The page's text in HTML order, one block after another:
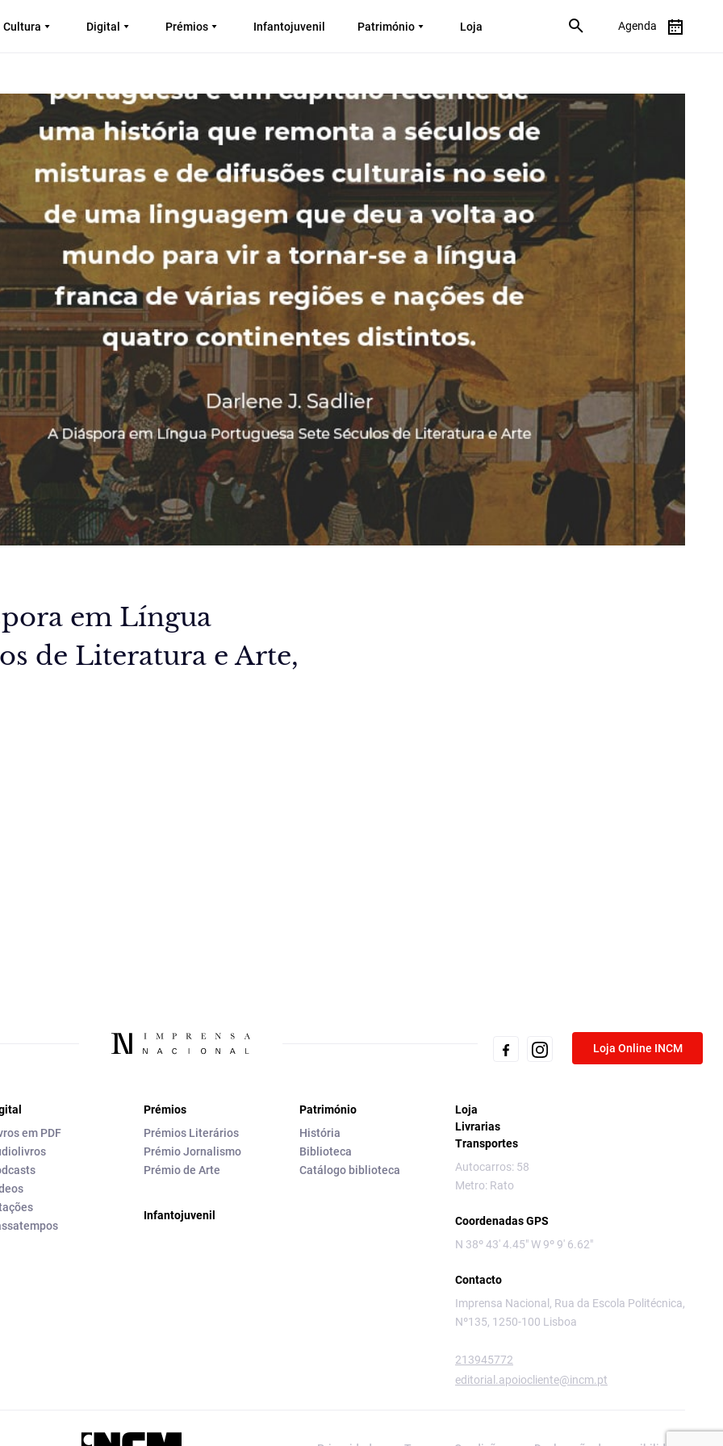
Cultura Digital Prémios Infantojuvenil Património Loja Agenda
em Língua
de Literatura e Arte,
Loja Online INCM
em PDF
Prémios
Prémios Literários
Prémio Jornalismo
Prémio de Arte
Infantojuvenil
Património
História
Biblioteca
Catálogo biblioteca
Loja
Livrarias
Transportes
Autocarros: 58
Metro: Rato
Coordenadas GPS
N 38º 43' 4.45" W 9º 9' 6.62"
Contacto
Imprensa Nacional, Rua da Escola Politécnica,
Nº135, 1250-100 Lisboa
213945772
editorial.apoiocliente@incm.pt